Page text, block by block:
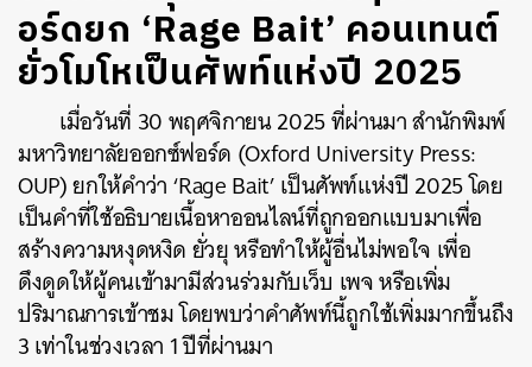
อร์ดยก ‘Rage Bait’ คอนเทนต์
ยั่วโมโหเป็นศัพท์แห่งปี 2025
เมื่อวันที่ 30 พฤศจิกายน 2025 ที่ผ่านมา สำนักพิมพ์
มหาวิทยาลัยออกซ์ฟอร์ด (Oxford University Press:
OUP) ยกให้คำว่า ‘Rage Bait’ เป็นศัพท์แห่งปี 2025 โดย
เป็นคำที่ใช้อธิบายเนื้อหาออนไลน์ที่ถูกออกแบบมาเพื่อ
สร้างความหงุดหงิด ยั่วยุ หรือทำให้ผู้อื่นไม่พอใจ เพื่อ
ดึงดูดให้ผู้คนเข้ามามีส่วนร่วมกับเว็บ เพจ หรือเพิ่ม
ปริมาณการเข้าชม โดยพบว่าคำศัพท์นี้ถูกใช้เพิ่มมากขึ้นถึง
3 เท่าในช่วงเวลา 1 ปีที่ผ่านมา